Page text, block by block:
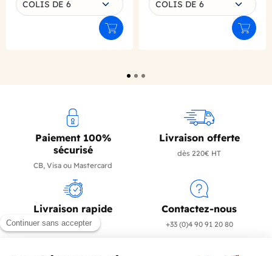
COLIS DE 6
Ajouter au panier
COLIS DE 6
Paiement 100%
sécurisé
CB, Visa ou Mastercard
Livraison offerte
dès 220€ HT
Livraison rapide
en 24/72h
Contactez-nous
+33 (0)4 90 91 20 80